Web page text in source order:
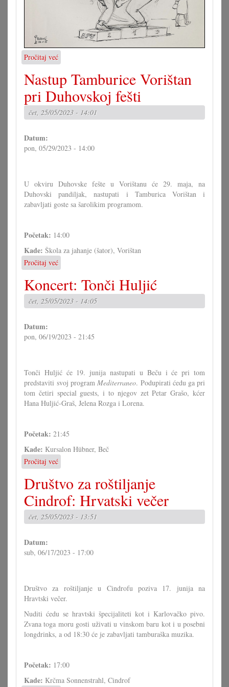
Pročitaj već
Karikatura
26.05.2023.
Nastup Tamburice Vorištan
pri Duhovskoj fešti
čet, 25/05/2023 - 14:01
Datum:
pon, 05/29/2023 - 14:00
U okviru Duhovske fešte u Vorištanu će 29. maja, na
Duhovski pandiljak, nastupati i Tamburica Vorištan i
zabavljati goste sa šarolikim programom.
Početak: 14:00
Kade: Škola za jahanje (šator), Vorištan
Pročitaj već
Nastup
Tamburice
Vorištan
pri
Koncert: Tonči Huljić
čet, 25/05/2023 - 14:05
Datum:
pon, 06/19/2023 - 21:45
Tonči Huljić će 19. junija nastupati u Beču i će pri tom
predstaviti svoj programMediterraneo. Podupirati ćedu ga pri
tom četiri special guests, i to njegov zet Petar Grašo, kćer
Hana Huljić-Graš, Jelena Rozga i Lorena.
Početak: 21:45
Kade: Kursalon Hübner, Beč
Pročitaj već
Koncert:
Tonči
Huljić
Društvo za roštiljanje
Cindrof: Hrvatski večer
čet, 25/05/2023 - 13:51
Datum:
sub, 06/17/2023 - 17:00
Društvo za roštiljanje u Cindrofu poziva 17. junija na
Hravtski večer.
Nuditi ćedu se hravtski špecijaliteti kot i Karlovačko pivo.
Zvana toga moru gosti uživati u vinskom baru kot i u posebni
longdrinks, a od 18:30 će je zabavljati tamburaška muzika.
Početak: 17:00
Kade: Krčma Sonnenstrahl, Cindrof